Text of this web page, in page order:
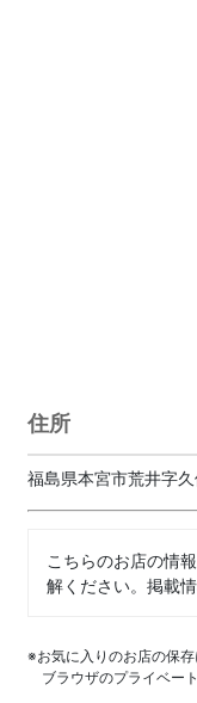
住所
福島県本宮市荒井字
こちらのお店の情
解ください。掲載
※お気に入りのお店の保存
ブラウザのプライベー